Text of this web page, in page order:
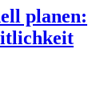
planen: